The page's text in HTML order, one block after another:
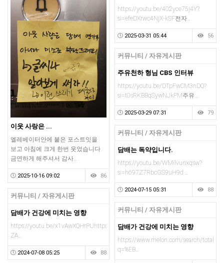
이웃 사랑은 ...
엘레베이터안에 붙은 포스트잇을
보고 아침에 크게 한번 웃었습니다.
금연하게 해주셔서 감사…
2025-10-16 09:02 86
https://youtu.be/402yce75j4Y?
si=efeDXrwc4NjX-kSF전자…
2025-03-31 05:44 56
커뮤니티 / 자유게시판
주유천하 형님 CBS 인터뷰
https://youtu.be/DTpFwCM3nDQ?
si=t0sRKBBqSywNJkPM주유…
2025-03-29 07:31 79
커뮤니티 / 자유게시판
담배는 독약입니다.
https://youtu.be/WMilvunxqsw?
si=h697Z7RbcGS9uH9d …
2024-07-15 05:31 88
커뮤니티 / 자유게시판
담배가 건강에 미치는 영향
https://youtu.be/x1vAwXQHrPUhttps://youtu.be/wP-
ZA…
2024-07-08 05:25 88
커뮤니티 / 자유게시판
담배가 건강에 미치는 영향
https://www.melon.com/search/total/
q=%EB…